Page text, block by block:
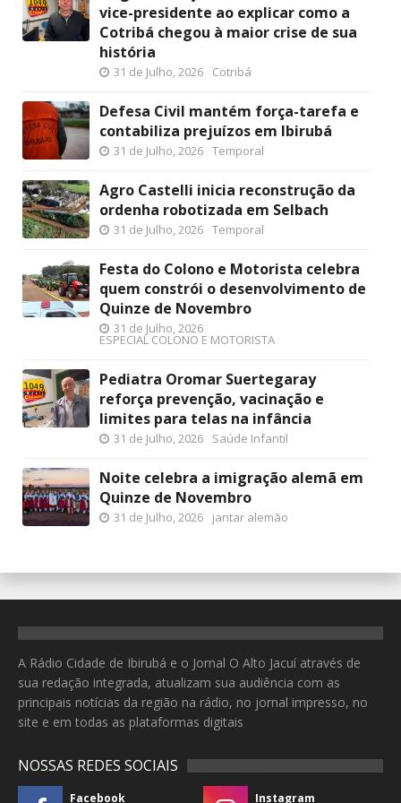
vice-presidente ao explicar como a
Cotribá chegou à maior crise de sua
história
31 de Julho, 2026 Cotribá
Defesa Civil mantém força-tarefa e
contabiliza prejuízos em Ibirubá
31 de Julho, 2026 Temporal
Agro Castelli inicia reconstrução da
ordenha robotizada em Selbach
31 de Julho, 2026 Temporal
Festa do Colono e Motorista celebra
quem constrói o desenvolvimento de
Quinze de Novembro
31 de Julho, 2026
ESPECIAL COLONO E MOTORISTA
Pediatra Oromar Suertegaray
reforça prevenção, vacinação e
limites para telas na infância
31 de Julho, 2026 Saúde Infantil
Noite celebra a imigração alemã em
Quinze de Novembro
31 de Julho, 2026 jantar alemão
A Rádio Cidade de Ibirubá e o Jornal O Alto Jacuí através de
sua redação integrada, atualizam sua audiência com as
principais notícias da região na rádio, no jornal impresso, no
site e em todas as plataformas digitais
NOSSAS REDES SOCIAIS
Facebook Instagram